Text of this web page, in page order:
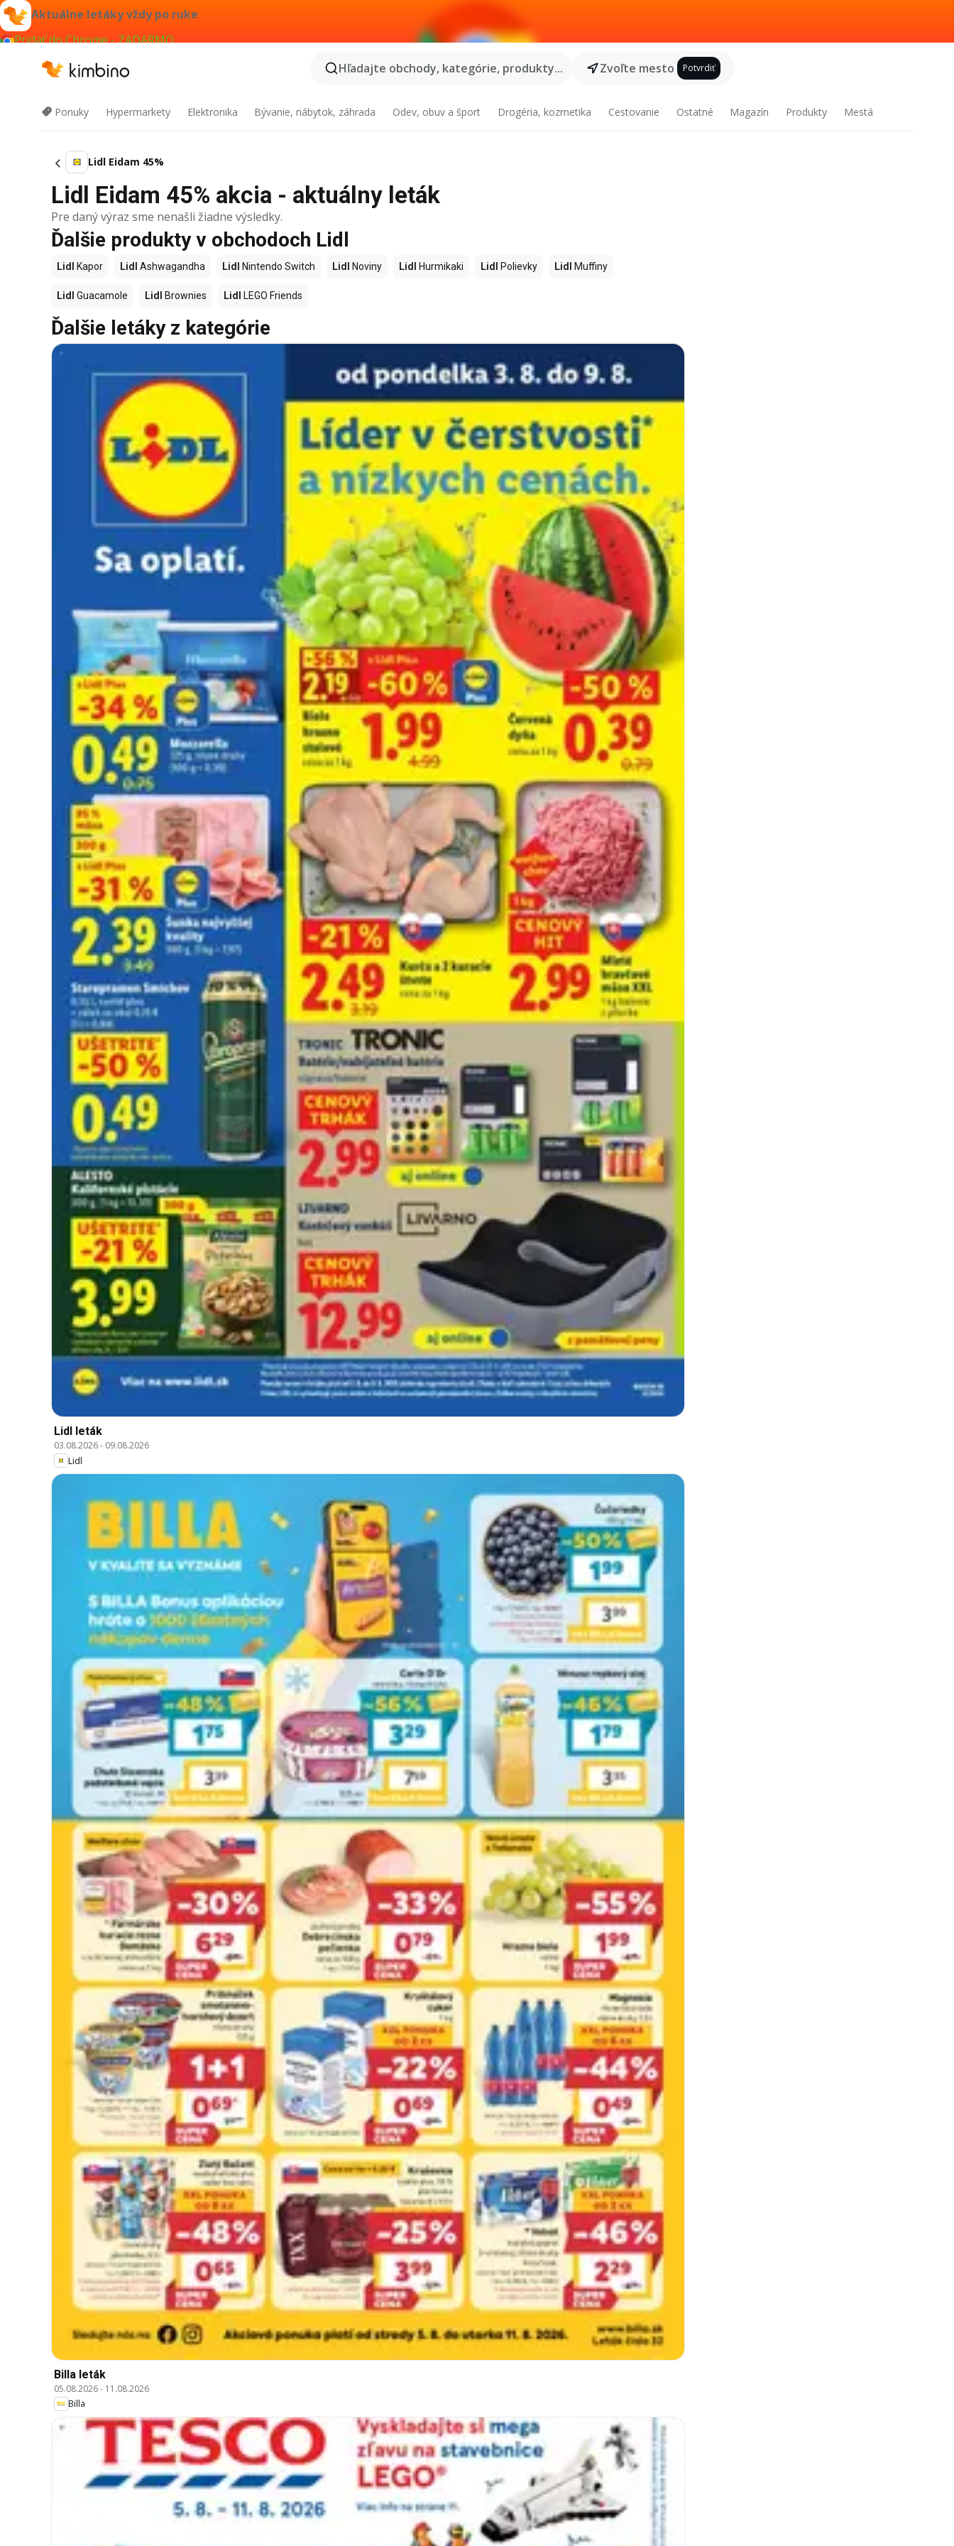
Aktuálne letáky vždy po ruke
Pridať do Chrome - ZADARMO
Hľadajte obchody, kategórie, produkty...
Zvoľte mesto Potvrdiť
Ponuky Hypermarkety Elektronika Bývanie, nábytok, záhrada Odev, obuv a šport Drogéria, kozmetika Cestovanie Ostatné Magazín Produkty Mestá
Lidl Eidam 45%
Lidl Eidam 45% akcia - aktuálny leták
Pre daný výraz sme nenašli žiadne výsledky.
Ďalšie produkty v obchodoch Lidl
Lidl Kapor Lidl Ashwagandha Lidl Nintendo Switch Lidl Noviny Lidl Hurmikaki Lidl Polievky Lidl Muffiny
Lidl Guacamole Lidl Brownies Lidl LEGO Friends
Ďalšie letáky z kategórie
Lidl leták
03.08.2026- 09.08.2026
Lidl
Billa leták
05.08.2026- 11.08.2026
Billa